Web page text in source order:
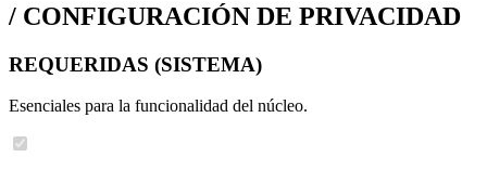
/ CONFIGURACIÓN DE PRIVACIDAD
REQUERIDAS (SISTEMA)
Esenciales para la funcionalidad del núcleo.